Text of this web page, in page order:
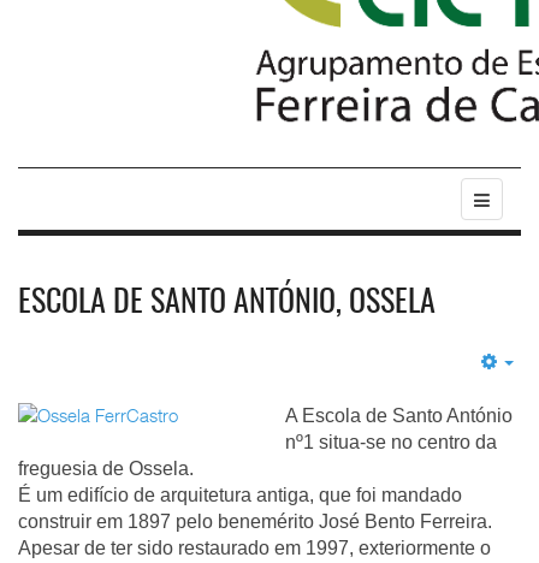
ESCOLA DE SANTO ANTÓNIO, OSSELA
A Escola de Santo António
nº1 situa-se no centro da
freguesia de Ossela.
É um edifício de arquitetura antiga, que foi mandado
construir em 1897 pelo benemérito José Bento Ferreira.
Apesar de ter sido restaurado em 1997, exteriormente o